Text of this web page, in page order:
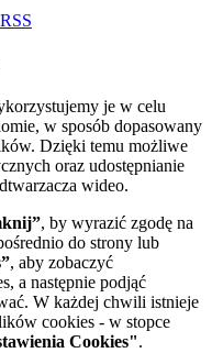
RSS
je w celu
w sposób dopasowany
Dzięki temu możliwe
oraz udostępnianie
wideo.
, by wyrazić zgodę na
do strony lub
, aby zobaczyć
a następnie podjąć
W każdej chwili istnieje
cookies - w stopce
Cookies".